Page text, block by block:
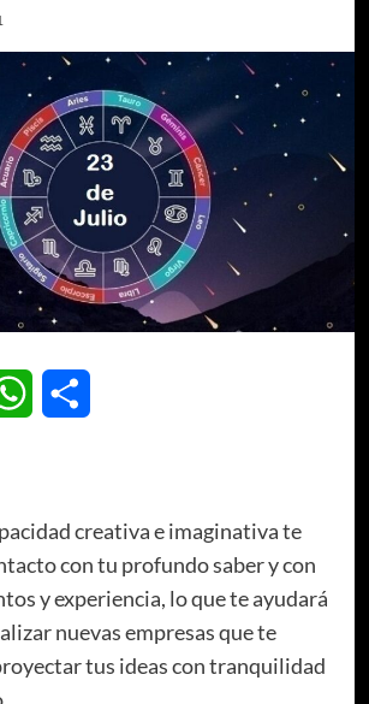
WhatsApp
creativa e imaginativa te
con tu profundo saber y con
y experiencia, lo que te ayudará
nuevas empresas que te
tus ideas con tranquilidad